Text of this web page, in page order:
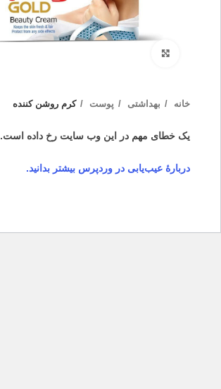
خانه بهداشتی پوست کرم روشن کننده
یک خطای مهم در این وب سایت رخ داده است.
دربارهٔ عیب‌یابی در وردپرس بیشتر بدانید.